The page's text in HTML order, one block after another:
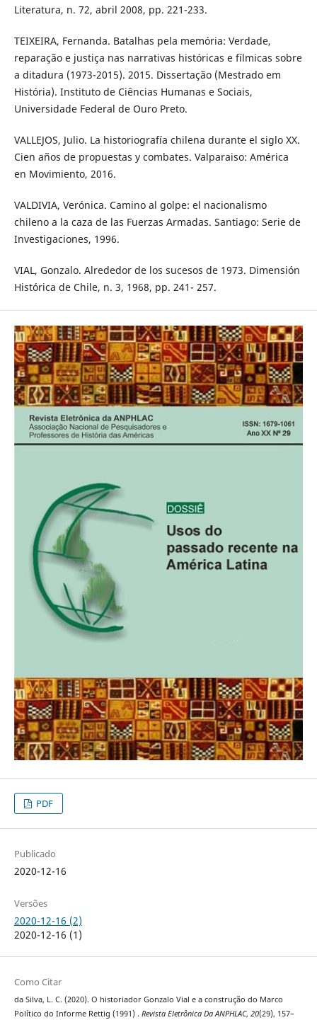
Literatura, n. 72, abril 2008, pp. 221-233.
TEIXEIRA, Fernanda. Batalhas pela memória: Verdade,
reparação e justiça nas narrativas históricas e fílmicas sobre
a ditadura (1973-2015). 2015. Dissertação (Mestrado em
História). Instituto de Ciências Humanas e Sociais,
Universidade Federal de Ouro Preto.
VALLEJOS, Julio. La historiografía chilena durante el siglo XX.
Cien años de propuestas y combates. Valparaiso: América
en Movimiento, 2016.
VALDIVIA, Verónica. Camino al golpe: el nacionalismo
chileno a la caza de las Fuerzas Armadas. Santiago: Serie de
Investigaciones, 1996.
VIAL, Gonzalo. Alrededor de los sucesos de 1973. Dimensión
Histórica de Chile, n. 3, 1968, pp. 241- 257.
PDF
Publicado
2020-12-16
Versões
2020-12-16 (2)
2020-12-16 (1)
Como Citar
da Silva, L. C. (2020). O historiador Gonzalo Vial e a construção do Marco
Político do Informe Rettig (1991) . Revista Eletrônica Da ANPHLAC, 20(29), 157–